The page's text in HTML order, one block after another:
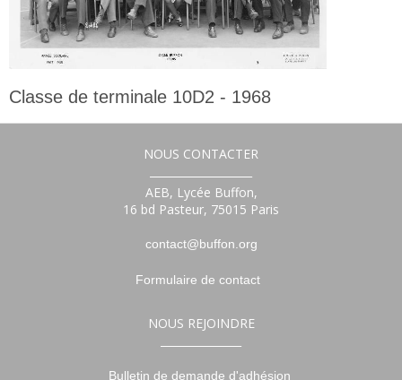
Classe de terminale 10D2 - 1968
Terminale
NOUS CONTACTER
AEB, Lycée Buffon,
16 bd Pasteur, 75015 Paris
contact@buffon.org
Formulaire de contact
NOUS REJOINDRE
Bulletin de demande d'adhésion